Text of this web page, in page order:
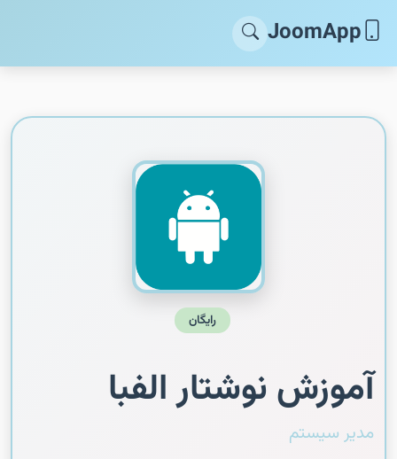
JoomApp
رایگان
آموزش نوشتار الفبا
مدیر سیستم